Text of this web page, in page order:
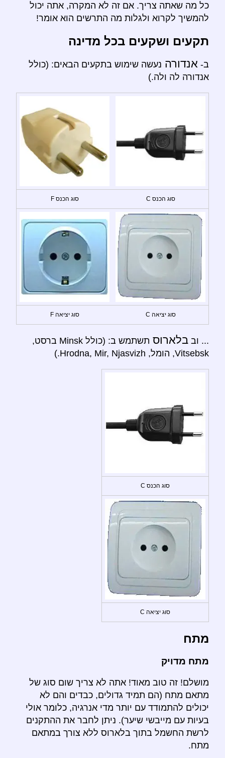
כל מה שאתה צריך. אם זה לא המקרה, אתה יכול
להמשיך לקרוא ולגלות מה התרשים הוא אומר!
תקעים ושקעים בכל מדינה
ב- אנדורה נעשה שימוש בתקעים הבאים: (כולל
אנדורה לה ולה.)
סוג הכנס C סוג הכנס F
סוג יציאה C סוג יציאה F
... וב בלארוס
תשתמש ב: (כולל Minsk ברסט,
Vitsebsk, הומל, Hrodna, Mir, Njasvizh.)
סוג הכנס C
סוג יציאה C
מתח
מתח מדויק
מושלם! זה טוב מאוד! אתה לא צריך שום סוג של
מתאם מתח (הם תמיד גדולים, כבדים והם לא
יכולים להתמודד עם יותר מדי אנרגיה, כלומר אולי
בעיות עם מייבשי שיער). ניתן לחבר את ההתקנים
לרשת החשמל בתוך בלארוס ללא צורך במתאם
מתח.